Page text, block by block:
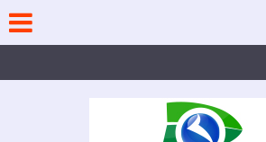
content